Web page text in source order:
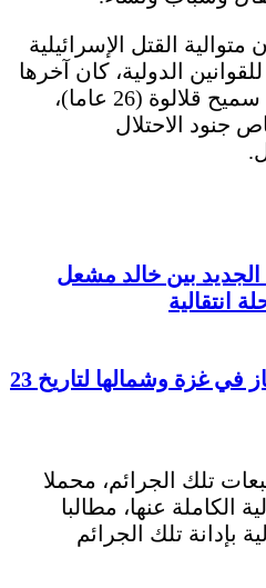
القتل الإسرائيلية
الدولية، كان آخرها
استشهاد الشاب عبد الله سميح قلالوة (26 عاما)،
جنود الاحتلال
بين خالد مشعل
انتقالية
كشف مستفيدي الغاز في غزة وشمالها لتاريخ 23
تلك الجرائم، محملا
الكاملة عنها، مطالبا
بإدانة تلك الجرائم